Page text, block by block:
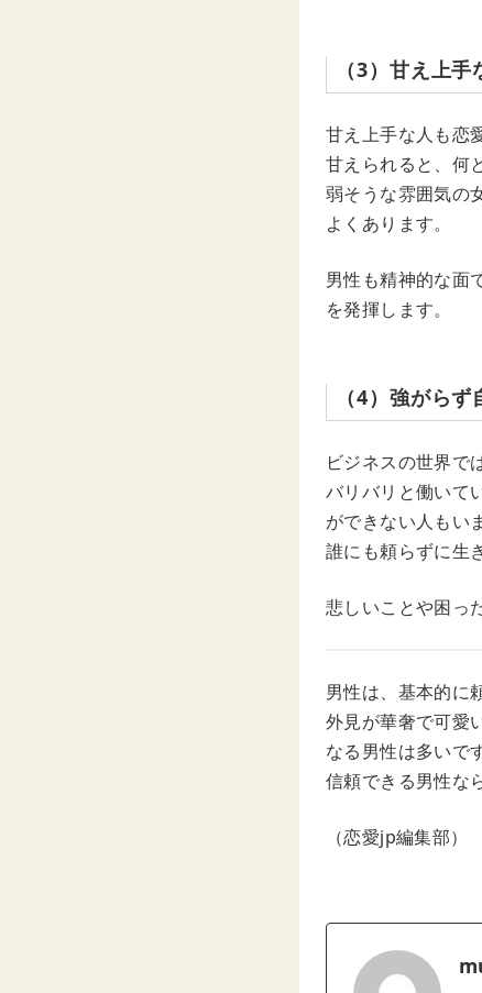
（3）甘え上
甘え上手な人も恋
甘えられると、何
弱そうな雰囲気の
よくあります。
男性も精神的な面
を発揮します。
（4）強がら
ビジネスの世界で
バリバリと働いて
ができない人もい
誰にも頼らずに生
悲しいことや困っ
男性は、基本的に
外見が華奢で可愛
なる男性は多いです
信頼できる男性な
（恋愛jp編集部）